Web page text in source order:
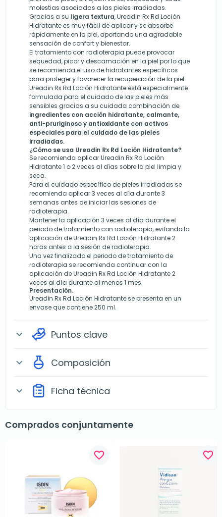
molestias asociadas a las pieles irradiadas.
Gracias a su ligera textura, Ureadin Rx Rd Loción
Hidratante es muy fácil de aplicar y se absorbe
rápidamente en la piel, aportando una agradable
sensación de confort y bienestar.
El tratamiento con radioterapia puede provocar
sequedad, picor y descamación en la piel por lo que
se recomienda el uso de hidratantes específicos
para proteger y favorecer la recuperación de la piel.
Ureadin Rx Rd Loción Hidratante está especialmente
formulada para el cuidado de las pieles más
sensibles gracias a su cuidada combinación de
ingredientes con acción hidratante, calmante,
anti-pruriginoso y antioxidante con activos
especiales para el cuidado de las pieles
irradiadas.
¿Cómo se usa Ureadin Rx Rd Loción Hidratante?
Se recomienda aplicar Ureadin Rx Rd Loción
Hidratante 1 o 2 veces al días sobre la piel limpia y
seca.
Para el cuidado específico de pieles irradiadas se
recomienda aplicar 3 veces al día durante 3
semanas antes de iniciar las sesiones de
radioterapia.
Mantener la aplicación 3 veces al día durante el
periodo de tratamiento con radioterapia, evitando la
aplicación de Ureadin Rx Rd Loción Hidratante 2
horas antes a la sesión de radioterapia.
Una vez finalizado el periodo de tratamiento de
radioterapia se recomienda continuar con la
aplicación de Ureadin Rx Rd Loción Hidratante 2
veces al día durante al menos 1 mes.
Presentación.
Ureadin Rx Rd Loción Hidratante se presenta en un
envase que contiene 250 ml.
expand_more Puntos clave
expand_more Composición
expand_more Ficha técnica
Comprados conjuntamente
favorite_border favorite_border